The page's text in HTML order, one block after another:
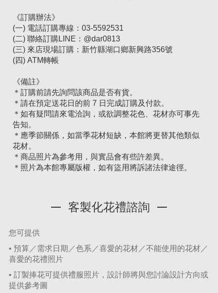
《訂購辦法》
(一) 電話訂購專線：03-5592531
(二) 聯絡訂購LINE：@dar0813
(三) 來店現場訂購：新竹縣湖口鄉新興路356號
(四) ATM轉帳
《備註》
＊訂購前請先詢問該商品是否有貨。
＊請在預定送花日的前 7 日完成訂購及付款。
＊如有疑問請來電洽詢，或欲調整花色、花材亦可事先
告知。
＊應季節關係，如當季花材短缺，本館將更替其他類似
花材。
＊商品照片為參考用，與實品會有些許差異。
＊照片為本館專屬版權，如有盜用將訴諸法律途徑。
客製化花禮諮詢
您可提供
• 預算／需求日期／色系／喜愛的花材／不能使用的花材／
喜愛的花禮照片
• 訂製捧花可提供禮服照片，設計師將與您討論設計方向或
提供參考圖